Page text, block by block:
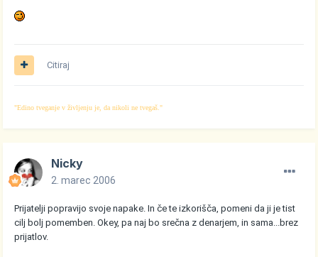
Citiraj
"Edino tveganje v življenju je, da nikoli ne tvegaš."
Nicky
2. marec 2006
Prijatelji popravijo svoje napake. In če te izkorišča, pomeni da ji je tist
cilj bolj pomemben. Okey, pa naj bo srečna z denarjem, in sama...brez
prijatlov.